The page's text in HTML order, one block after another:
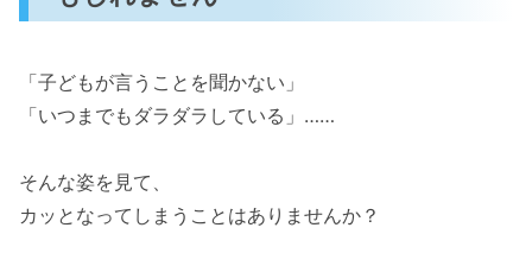
「子どもが言うことを聞かない」
「いつまでもダラダラしている」……
そんな姿を見て、
カッとなってしまうことはありませんか？